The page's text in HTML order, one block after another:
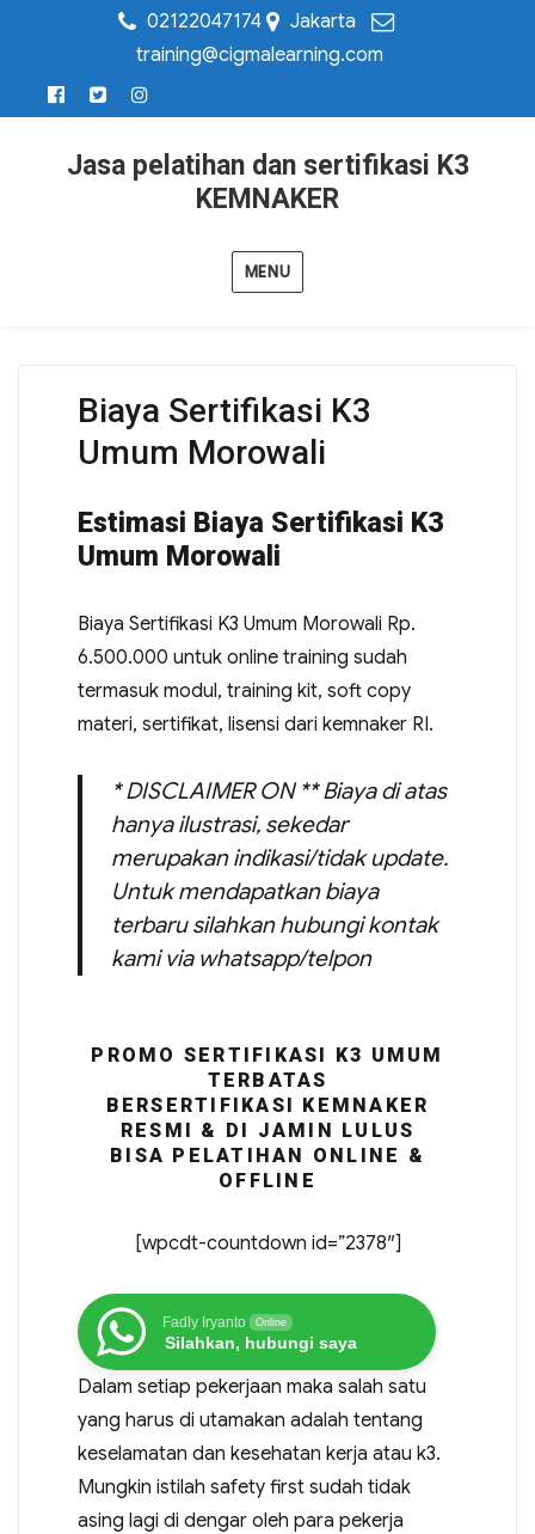
02122047174
Jakarta
training@cigmalearning.com
Jasa pelatihan dan sertifikasi K3
KEMNAKER
MENU
Biaya Sertifikasi K3
Umum Morowali
Estimasi Biaya Sertifikasi K3
Umum Morowali
Biaya Sertifikasi K3 Umum Morowali Rp.
6.500.000 untuk online training sudah
termasuk modul, training kit, soft copy
materi, sertifikat, lisensi dari kemnaker RI.
* DISCLAIMER ON ** Biaya di atas
hanya ilustrasi, sekedar
merupakan indikasi/tidak update.
Untuk mendapatkan biaya
terbaru silahkan hubungi kontak
kami via whatsapp/telpon
PROMO SERTIFIKASI K3 UMUM
TERBATAS
BERSERTIFIKASI KEMNAKER
RESMI & DI JAMIN LULUS
BISA PELATIHAN ONLINE &
OFFLINE
[wpcdt-countdown id=”2378″]
Fadly Iryanto Online
Silahkan, hubungi saya
Dalam setiap pekerjaan maka salah satu
yang harus di utamakan adalah tentang
keselamatan dan kesehatan kerja atau k3.
Mungkin istilah safety first sudah tidak
asing lagi di dengar oleh para pekerja